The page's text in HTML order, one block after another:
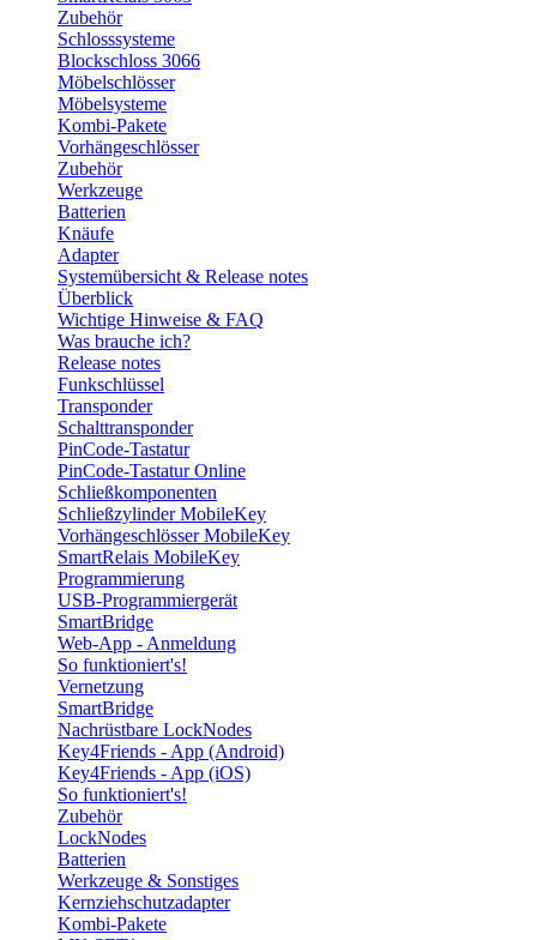
Zubehör
Schlosssysteme
Blockschloss 3066
Möbelschlösser
Möbelsysteme
Kombi-Pakete
Vorhängeschlösser
Zubehör
Werkzeuge
Batterien
Knäufe
Adapter
Systemübersicht & Release notes
Überblick
Wichtige Hinweise & FAQ
Was brauche ich?
Release notes
Funkschlüssel
Transponder
Schalttransponder
PinCode-Tastatur
PinCode-Tastatur Online
Schließkomponenten
Schließzylinder MobileKey
Vorhängeschlösser MobileKey
SmartRelais MobileKey
Programmierung
USB-Programmiergerät
SmartBridge
Web-App - Anmeldung
So funktioniert's!
Vernetzung
SmartBridge
Nachrüstbare LockNodes
Key4Friends - App (Android)
Key4Friends - App (iOS)
So funktioniert's!
Zubehör
LockNodes
Batterien
Werkzeuge & Sonstiges
Kernziehschutzadapter
Kombi-Pakete